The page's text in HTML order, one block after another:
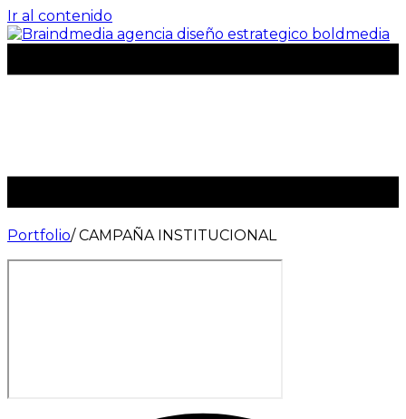
Ir al contenido
Portfolio/ CAMPAÑA INSTITUCIONAL